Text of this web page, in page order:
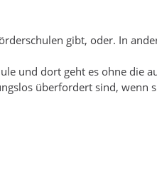
gibt, oder. In
und dort geht es ohne die
überfordert sind, wenn